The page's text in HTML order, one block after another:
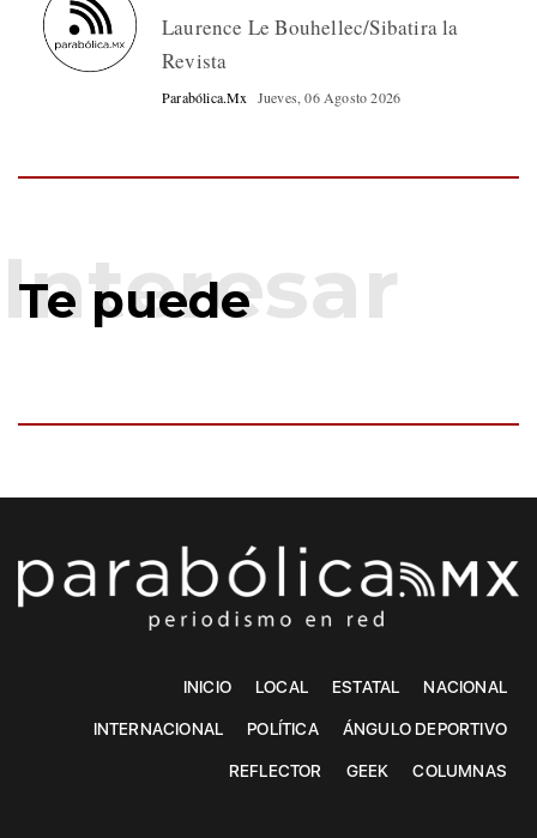
Laurence Le Bouhellec/Sibatira la
Revista
Parabólica.Mx Jueves, 06 Agosto 2026
Te puede
INICIO LOCAL ESTATAL NACIONAL
INTERNACIONAL POLÍTICA ÁNGULO DEPORTIVO
REFLECTOR GEEK COLUMNAS